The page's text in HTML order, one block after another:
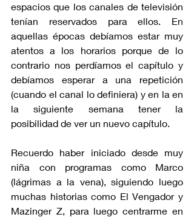
espacios que los canales de televisión
tenían reservados para ellos. En
aquellas épocas debíamos estar muy
atentos a los horarios porque de lo
contrario nos perdíamos el capítulo y
debíamos esperar a una repetición
(cuando el canal lo definiera) y en la en
la siguiente semana tener la
posibilidad de ver un nuevo capítulo.
Recuerdo haber iniciado desde muy
niña con programas como Marco
(lágrimas a la vena), siguiendo luego
muchas historias como El Vengador y
Mazinger Z, para luego centrarme en